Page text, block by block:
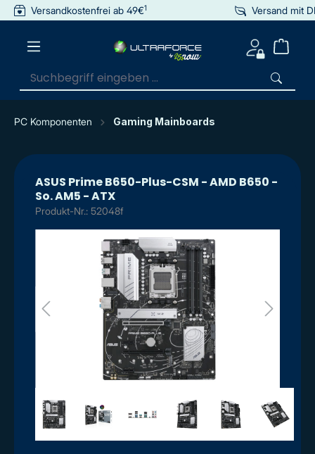
springen
Versandkostenfrei ab 49€1 Versand mit
PC Komponenten Gaming Mainboards
ASUS Prime B650-Plus-CSM - AMD B650 -
So. AM5 - ATX
Produkt-Nr.: 52048f